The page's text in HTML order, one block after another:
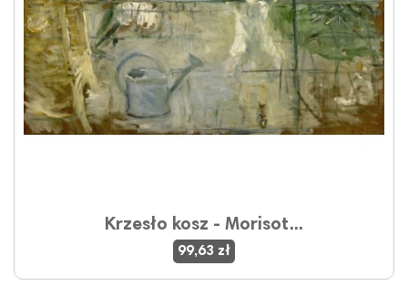
Krzesło kosz - Morisot...
99,63 zł